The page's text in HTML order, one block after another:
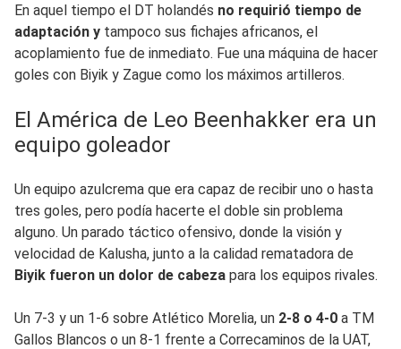
En aquel tiempo el DT holandés no requirió tiempo de
adaptación y tampoco sus fichajes africanos, el
acoplamiento fue de inmediato. Fue una máquina de hacer
goles con Biyik y Zague como los máximos artilleros.
El América de Leo Beenhakker era un
equipo goleador
Un equipo azulcrema que era capaz de recibir uno o hasta
tres goles, pero podía hacerte el doble sin problema
alguno. Un parado táctico ofensivo, donde la visión y
velocidad de Kalusha, junto a la calidad rematadora de
Biyik fueron un dolor de cabeza para los equipos rivales.
Un 7-3 y un 1-6 sobre Atlético Morelia, un 2-8 o 4-0 a TM
Gallos Blancos o un 8-1 frente a Correcaminos de la UAT,